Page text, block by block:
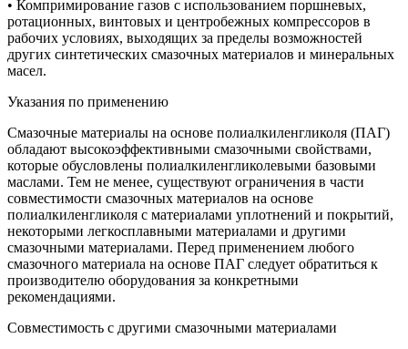
• Компримирование газов с использованием поршневых,
ротационных, винтовых и центробежных компрессоров в
рабочих условиях, выходящих за пределы возможностей
других синтетических смазочных материалов и минеральных
масел.
Указания по применению
Смазочные материалы на основе полиалкиленгликоля (ПАГ)
обладают высокоэффективными смазочными свойствами,
которые обусловлены полиалкиленгликолевыми базовыми
маслами. Тем не менее, существуют ограничения в части
совместимости смазочных материалов на основе
полиалкиленгликоля с материалами уплотнений и покрытий,
некоторыми легкосплавными материалами и другими
смазочными материалами. Перед применением любого
смазочного материала на основе ПАГ следует обратиться к
производителю оборудования за конкретными
рекомендациями.
Совместимость с другими смазочными материалами